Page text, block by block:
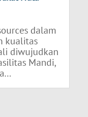
dalam
kualitas
diwujudkan
Mandi,